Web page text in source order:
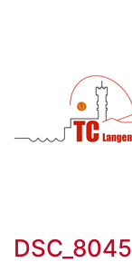
DSC_8045